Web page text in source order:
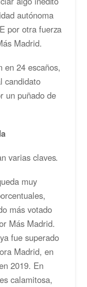
autónoma
por otra fuerza
Madrid.
en 24 escaños,
candidato
un puñado de
varias claves.
muy
más votado
Más Madrid.
fue superado
Madrid, en
2019. En
calamitosa,